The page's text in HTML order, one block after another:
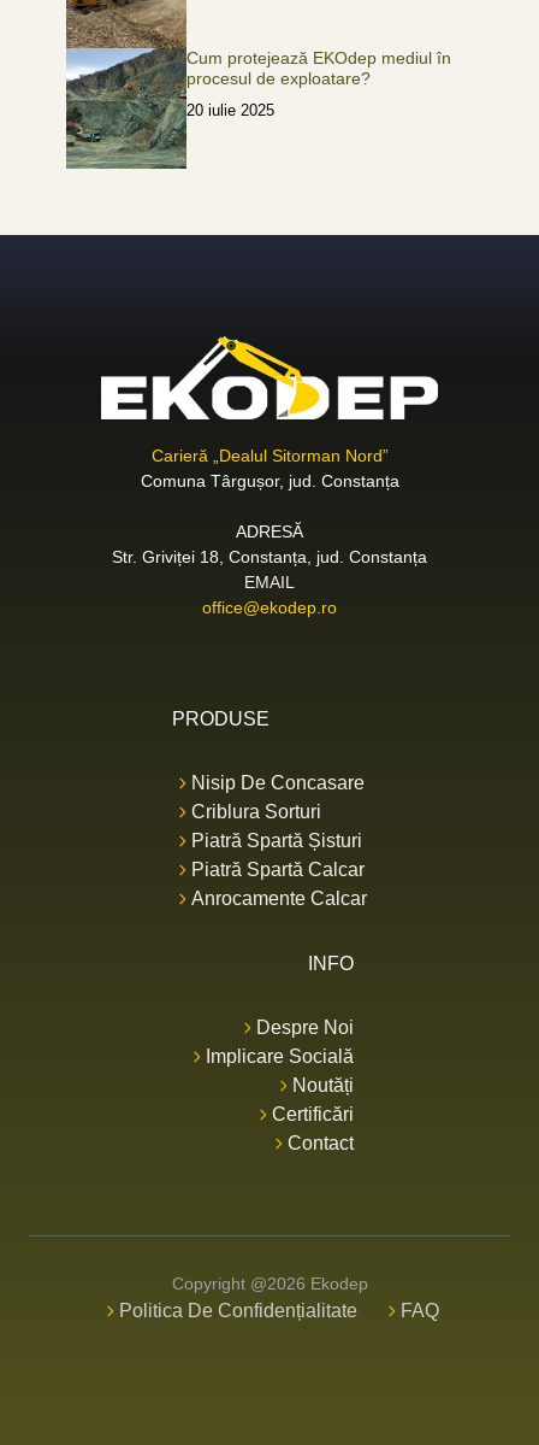
Cum protejează EKOdep mediul în
procesul de exploatare?
20 iulie 2025
PRODUSE
Nisip De Concasare
Criblura Sorturi
Piatră Spartă Șisturi
Piatră Spartă Calcar
Anrocamente Calcar
Carieră „Dealul Sitorman Nord”
Comuna Târgușor, jud. Constanța
ADRESĂ
Str. Griviței 18, Constanța, jud. Constanța
EMAIL
office@ekodep.ro
INFO
Despre Noi
Implicare Socială
Noutăți
Certificări
Contact
Copyright @2026 Ekodep
Politica De Confidențialitate FAQ